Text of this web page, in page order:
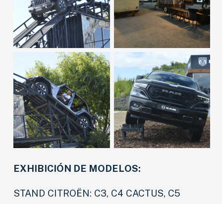
EXHIBICIÓN DE MODELOS:
STAND CITROËN: C3, C4 CACTUS, C5